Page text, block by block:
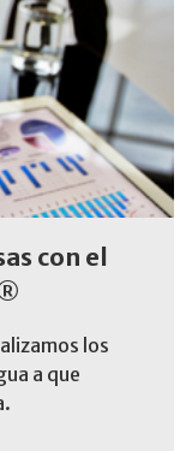
con el
los
a que